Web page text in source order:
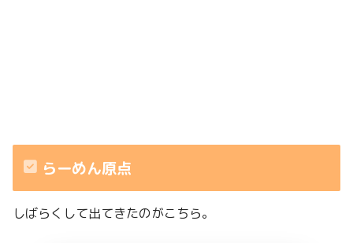
らーめん原点
しばらくして出てきたのがこちら。